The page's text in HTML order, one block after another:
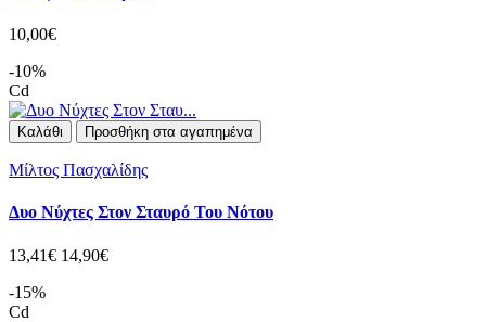
10,00€
-10%
Cd
Καλάθι Προσθήκη στα αγαπημένα
Μίλτος Πασχαλίδης
Δυο Νύχτες Στον Σταυρό Του Νότου
13,41€ 14,90€
-15%
Cd